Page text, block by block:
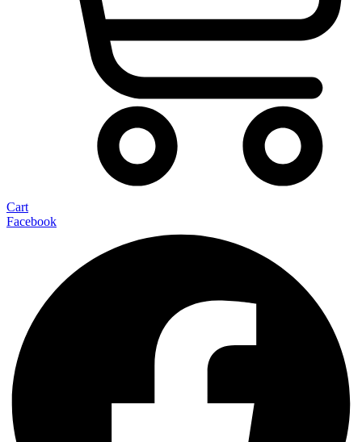
Cart
Facebook